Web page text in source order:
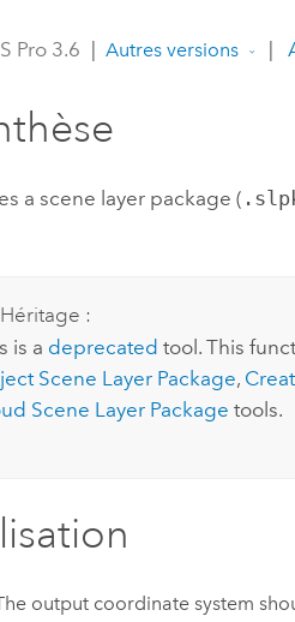
Pro 3.6 Autres versions
a scene layer package (
Héritage :
is a deprecated tool. This
Scene Layer Package,
Scene Layer Package tools.
output coordinate system